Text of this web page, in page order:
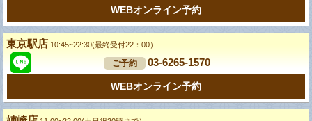
WEBオンライン予約
東京駅店 10:45~22:30(最終受付22：00）
ご予約 03-6265-1570
WEBオンライン予約